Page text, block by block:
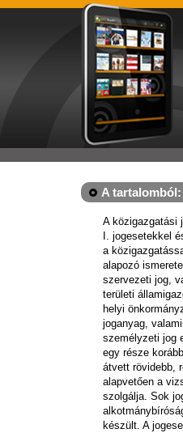
A tartalomból:
A közigazgatási
I. jogesetekkel
a
alapozó
szervezeti jog,
területi
helyi
joganyag,
személyzeti jog
egy része
átvett rövidebb,
alapvetően a
szolgálja. Sok
készült. A